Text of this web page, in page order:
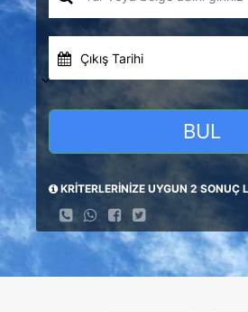
Çıkış Tarihi
BUL
KRİTERLERİNİZE UYGUN 2 SONUÇ